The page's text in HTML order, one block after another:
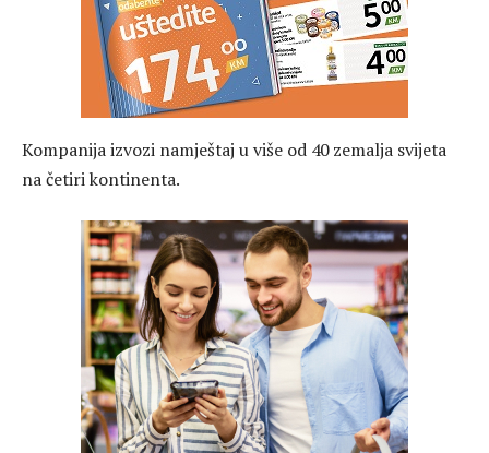
Kompanija izvozi namještaj u više od 40 zemalja svijeta
na četiri kontinenta.